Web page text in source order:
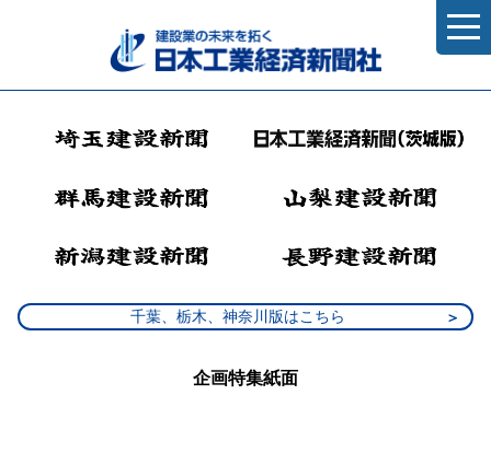
千葉、栃木、神奈川版はこちら
企画特集紙面